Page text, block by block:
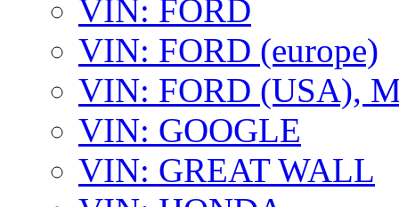
VIN: FORD
VIN: FORD (europe)
VIN: FORD (USA),
VIN: GOOGLE
VIN: GREAT WALL